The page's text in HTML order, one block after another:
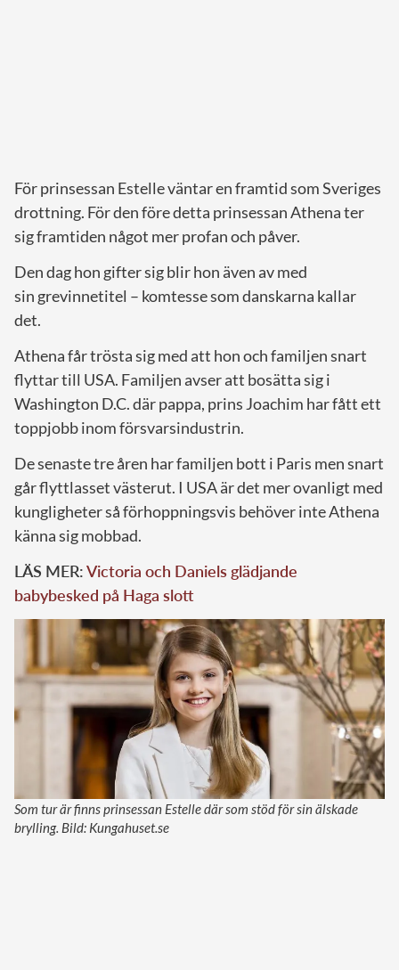
För prinsessan Estelle väntar en framtid som Sveriges
drottning. För den före detta prinsessan Athena ter
sig framtiden något mer profan och påver.
Den dag hon gifter sig blir hon även av med
sin grevinnetitel – komtesse som danskarna kallar
det.
Athena får trösta sig med att hon och familjen snart
flyttar till USA. Familjen avser att bosätta sig i
Washington D.C. där pappa, prins Joachim har fått ett
toppjobb inom försvarsindustrin.
De senaste tre åren har familjen bott i Paris men snart
går flyttlasset västerut. I USA är det mer ovanligt med
kungligheter så förhoppningsvis behöver inte Athena
känna sig mobbad.
LÄS MER:Victoria och Daniels glädjande
babybesked på Haga slott
Som tur är finns prinsessan Estelle där som stöd för sin älskade
brylling. Bild: Kungahuset.se